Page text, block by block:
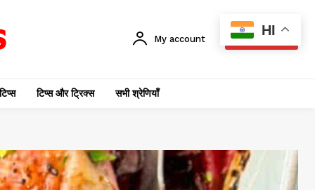
My account SUBSCRIBE
टिप्स और ट्रिक्स सभी श्रेणियाँ
HI